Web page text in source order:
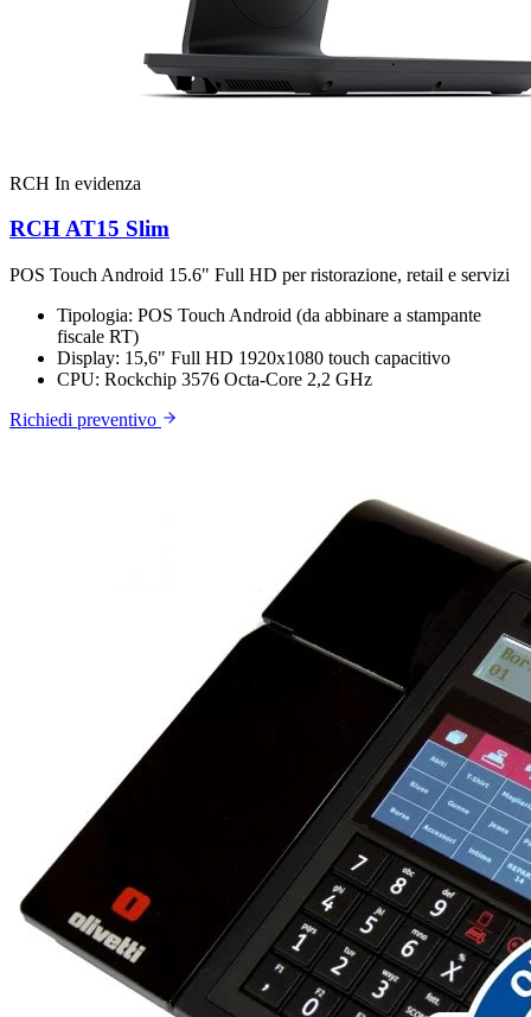
RCH In evidenza
RCH AT15 Slim
POS Touch Android 15.6" Full HD per ristorazione, retail e servizi
Tipologia: POS Touch Android (da abbinare a stampante
fiscale RT)
Display: 15,6" Full HD 1920x1080 touch capacitivo
CPU: Rockchip 3576 Octa-Core 2,2 GHz
Richiedi preventivo